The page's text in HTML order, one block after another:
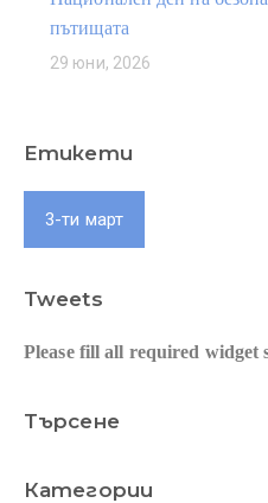
пътищата
29 юни, 2026
Етикети
3-ти март
Tweets
Please fill all required widget
Търсене
Категории